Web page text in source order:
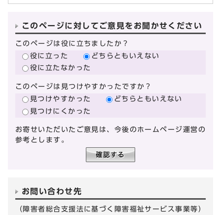
このページに対してご意見をお聞かせください
このページは役に立ちましたか？
役に立った
どちらともいえない
役に立たなかった
このページは見つけやすかったですか？
見つけやすかった
どちらともいえない
見つけにくかった
お寄せいただいたご意見は、今後のホームページ運営の
参考とします。
お問い合わせ先
（障害者総合支援法に基づく障害福祉サービス事業等）